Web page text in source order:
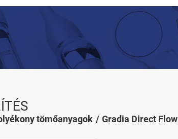
tömőanyagok Gradia Direct Flow